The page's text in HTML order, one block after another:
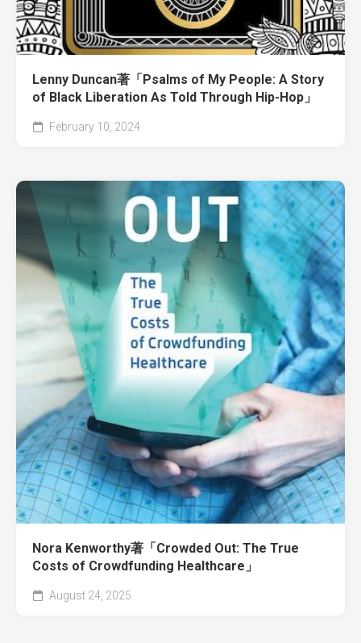
Lenny Duncan著「Psalms of My People: A Story
of Black Liberation As Told Through Hip-Hop」
February 10, 2024
Nora Kenworthy著「Crowded Out: The True
Costs of Crowdfunding Healthcare」
August 24, 2025